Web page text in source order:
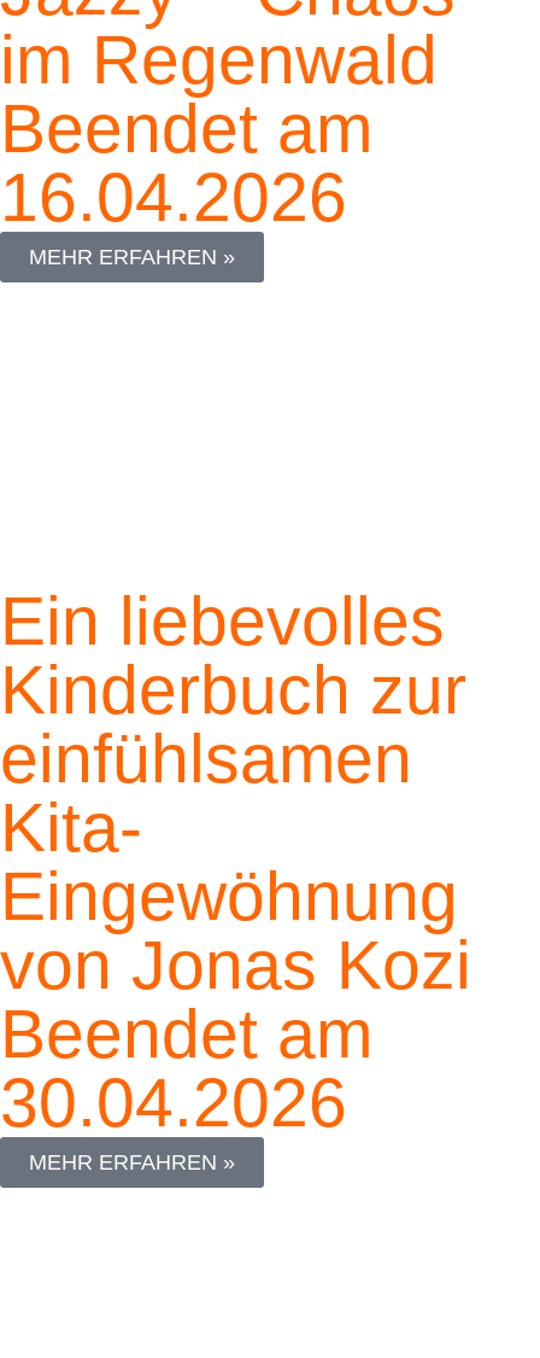
im Regenwald
Beendet am
16.04.2026
MEHR ERFAHREN »
Ein liebevolles
Kinderbuch zur
einfühlsamen
Kita-
Eingewöhnung
von Jonas Kozi
Beendet am
30.04.2026
MEHR ERFAHREN »